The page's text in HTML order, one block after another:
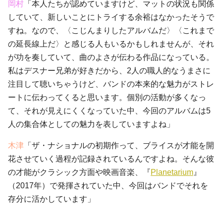
岡村 「本人たちが認めていますけど、マットの状況も関係
していて、新しいことにトライする余裕はなかったそうで
すね。なので、〈こじんまりしたアルバムだ〉〈これまで
の延長線上だ〉と感じる人もいるかもしれませんが、それ
が功を奏していて、曲のよさが伝わる作品になっている。
私はデスナー兄弟が好きだから、2人の職人的なうまさに
注目して聴いちゃうけど、バンドの本来的な魅力がストレ
ートに伝わってくると思います。個別の活動が多くなっ
て、それが見えにくくなっていた中、今回のアルバムは5
人の集合体としての魅力を表していますよね」
木津 「ザ・ナショナルの初期作って、ブライスが才能を開
花させていく過程が記録されているんですよね。そんな彼
の才能がクラシック方面や映画音楽、『Planetarium 』
（2017年）で発揮されていた中、今回はバンドでそれを
存分に活かしています」